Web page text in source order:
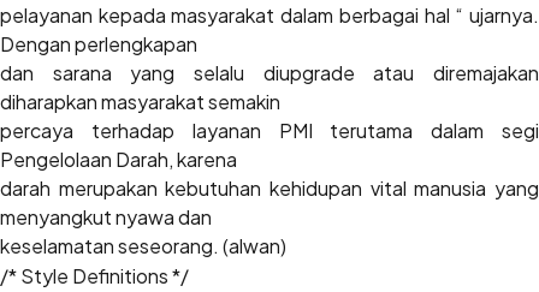
pelayanan kepada masyarakat dalam berbagai hal “ ujarnya.
Dengan perlengkapan
dan sarana yang selalu diupgrade atau diremajakan
diharapkan masyarakat semakin
percaya terhadap layanan PMI terutama dalam segi
Pengelolaan Darah, karena
darah merupakan kebutuhan kehidupan vital manusia yang
menyangkut nyawa dan
keselamatan seseorang. (alwan)
/* Style Definitions */